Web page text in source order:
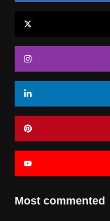
Most commented